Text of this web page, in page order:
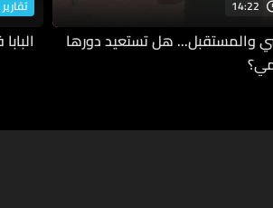
14:22
والمستقبل... هل تستعيد دورها